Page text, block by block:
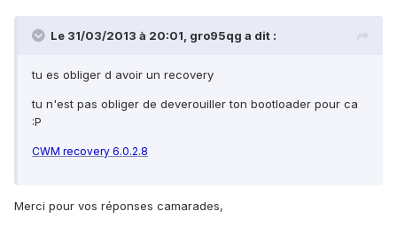
Le 31/03/2013 à 20:01, gro95qg a dit :
tu es obliger d avoir un recovery
tu n'est pas obliger de deverouiller ton bootloader pour ca
:P
CWM recovery 6.0.2.8
Merci pour vos réponses camarades,